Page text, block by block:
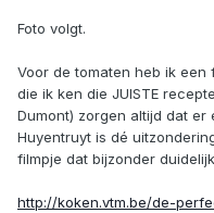
Foto volgt.
Voor de tomaten heb ik
die ik ken die JUISTE
Dumont) zorgen altijd dat
Huyentruyt is dé
filmpje dat bijzonder
http://koken.vtm.be/de-